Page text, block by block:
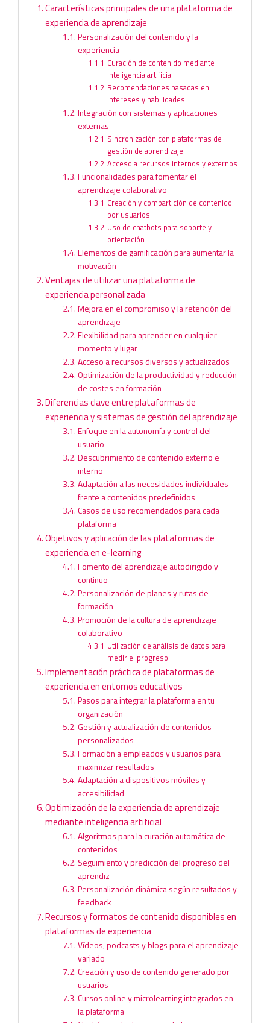
Características principales de una plataforma de
experiencia de aprendizaje
Personalización del contenido y la
experiencia
Curación de contenido mediante
inteligencia artificial
Recomendaciones basadas en
intereses y habilidades
Integración con sistemas y aplicaciones
externas
Sincronización con plataformas de
gestión de aprendizaje
Acceso a recursos internos y externos
Funcionalidades para fomentar el
aprendizaje colaborativo
Creación y compartición de contenido
por usuarios
Uso de chatbots para soporte y
orientación
Elementos de gamificación para aumentar la
motivación
Ventajas de utilizar una plataforma de
experiencia personalizada
Mejora en el compromiso y la retención del
aprendizaje
Flexibilidad para aprender en cualquier
momento y lugar
Acceso a recursos diversos y actualizados
Optimización de la productividad y reducción
de costes en formación
Diferencias clave entre plataformas de
experiencia y sistemas de gestión del aprendizaje
Enfoque en la autonomía y control del
usuario
Descubrimiento de contenido externo e
interno
Adaptación a las necesidades individuales
frente a contenidos predefinidos
Casos de uso recomendados para cada
plataforma
Objetivos y aplicación de las plataformas de
experiencia en e-learning
Fomento del aprendizaje autodirigido y
continuo
Personalización de planes y rutas de
formación
Promoción de la cultura de aprendizaje
colaborativo
Utilización de análisis de datos para
medir el progreso
Implementación práctica de plataformas de
experiencia en entornos educativos
Pasos para integrar la plataforma en tu
organización
Gestión y actualización de contenidos
personalizados
Formación a empleados y usuarios para
maximizar resultados
Adaptación a dispositivos móviles y
accesibilidad
Optimización de la experiencia de aprendizaje
mediante inteligencia artificial
Algoritmos para la curación automática de
contenidos
Seguimiento y predicción del progreso del
aprendiz
Personalización dinámica según resultados y
feedback
Recursos y formatos de contenido disponibles en
plataformas de experiencia
Vídeos, podcasts y blogs para el aprendizaje
variado
Creación y uso de contenido generado por
usuarios
Cursos online y microlearning integrados en
la plataforma